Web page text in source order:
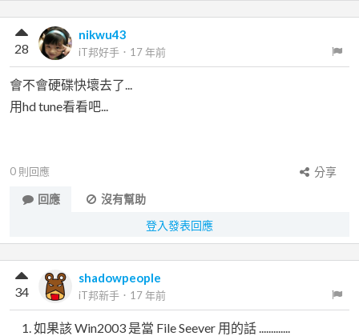
nikwu43
iT邦好手 ． 17 年前
28
會不會硬碟快壞去了...
用hd tune看看吧...
0 則回應
分享
回應
沒有幫助
登入發表回應
shadowpeople
iT邦新手 ． 17 年前
34
如果該 Win2003 是當 File Seever 用的話 .............